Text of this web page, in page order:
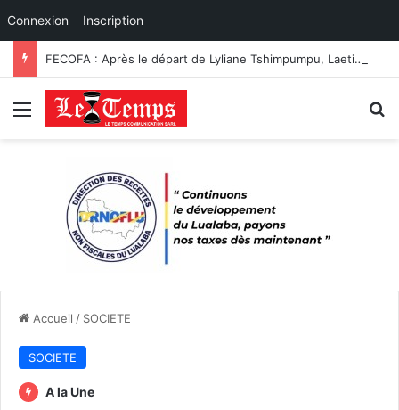
Connexion Inscription
FECOFA : Après le départ de Lyliane Tshimpumpu, Laeticia Muderhwa prend les commandes du secrétariat général
Menu
Accueil / SOCIETE
SOCIETE
A la Une